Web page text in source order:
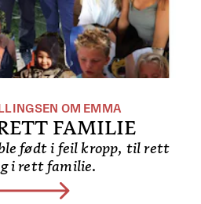
OM EMMA
FAMILIE
født i feil kropp, til rett
i rett familie.